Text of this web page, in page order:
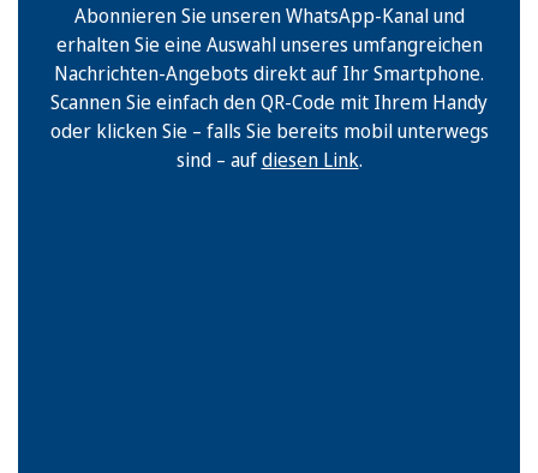
Abonnieren Sie unseren WhatsApp-Kanal und
erhalten Sie eine Auswahl unseres umfangreichen
Nachrichten-Angebots direkt auf Ihr Smartphone.
Scannen Sie einfach den QR-Code mit Ihrem Handy
oder klicken Sie – falls Sie bereits mobil unterwegs
sind – aufdiesen Link.